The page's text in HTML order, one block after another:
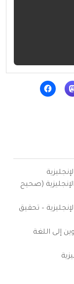
(صحيح
– تحقيق
إلى اللغة